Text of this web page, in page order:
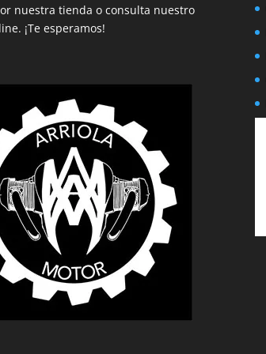
nuestra tienda o consulta nuestro
¡Te esperamos!